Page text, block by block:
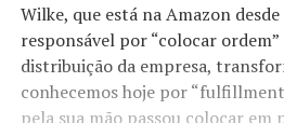
Wilke, que está na Amazon
responsável por “colocar
distribuição da empresa,
conhecemos hoje por
pela sua mão passou colocar em